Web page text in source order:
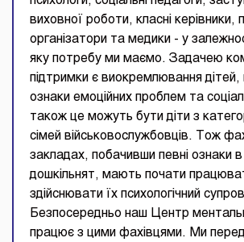
виховної роботи, класні керівники,
організатори та медики - у
яку потребу ми маємо. Задачею
підтримки є виокремлювання
ознаки емоційних проблем та
також це можуть бути діти з
сімей військовослужбовців. Тож
закладах, побачивши певні ознаки в
дошкільнят, мають почати
здійснювати їх психологічний
Безпосередньо наш Центр
працює з цими фахівцями. Ми